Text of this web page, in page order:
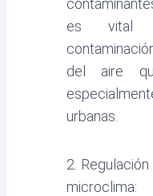
es vital
del aire
urbanas.
2.